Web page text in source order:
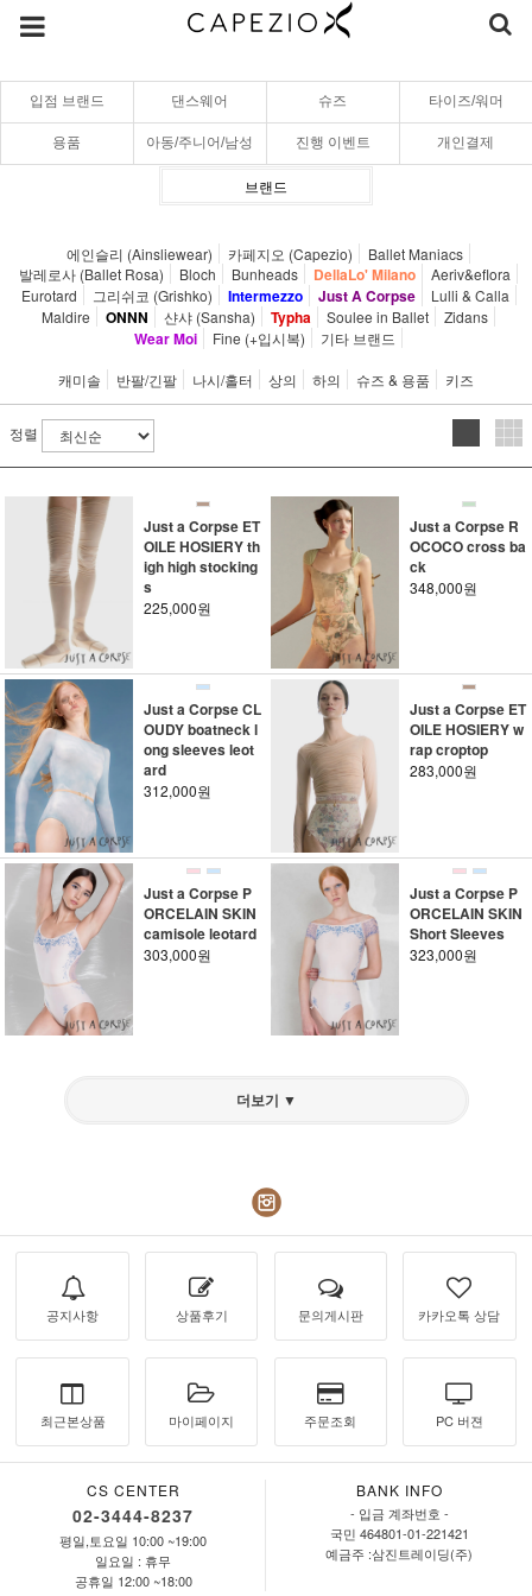
입점 브랜드 댄스웨어 슈즈 타이즈/워머
용품 아동/주니어/남성 진행 이벤트 개인결제
브랜드
에인슬리 (Ainsliewear) 카페지오 (Capezio)
Ballet Maniacs
발레로사 (Ballet Rosa)
Bloch Bunheads DellaLo' Milano
Aeriv&eflora
Eurotard
그리쉬코 (Grishko) Intermezzo Just A Corpse
Lulli & Calla
Maldire
ONNN 샨샤 (Sansha) Typha Soulee in Ballet Zidans
Wear Moi Fine (+입시복) 기타 브랜드
캐미솔 반팔/긴팔 나시/홀터 상의 하의 슈즈 & 용품 키즈
정렬
Just a Corpse ET
OILE HOSIERY th
igh high stocking
s
225,000원
Just a Corpse R
OCOCO cross ba
ck
348,000원
Just a Corpse CL
OUDY boatneck l
ong sleeves leot
ard
312,000원
Just a Corpse ET
OILE HOSIERY w
rap croptop
283,000원
Just a Corpse P
ORCELAIN SKIN
camisole leotard
303,000원
Just a Corpse P
ORCELAIN SKIN
Short Sleeves
323,000원
더보기 ▼
공지사항 상품후기 문의게시판 카카오톡 상담
최근본상품 마이페이지 주문조회 PC 버젼
CS CENTER
02-3444-8237
평일,토요일 10:00 ~19:00
일요일 : 휴무
공휴일 12:00 ~18:00
BANK INFO
- 입금 계좌번호 -
국민 464801-01-221421
예금주 :삼진트레이딩(주)